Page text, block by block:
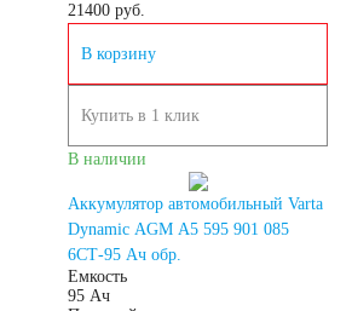
21400 руб.
В корзину
Купить в 1 клик
В наличии
Аккумулятор автомобильный Varta
Dynamic AGM A5 595 901 085
6СТ-95 Ач обр.
Емкость
95 Ач